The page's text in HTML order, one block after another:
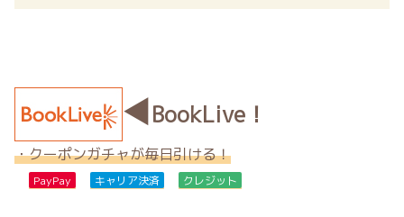
◀BookLive！
・クーポンガチャが毎日引ける！
PayPay キャリア決済 クレジット